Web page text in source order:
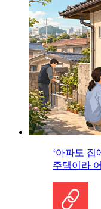
‘아파도 집
주택이라